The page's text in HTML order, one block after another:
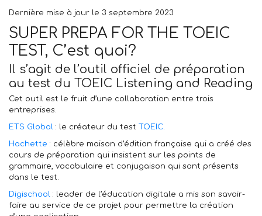
Dernière mise à jour le 3 septembre 2023
SUPER PREPA FOR THE TOEIC
TEST, C’est quoi?
Il s’agit de l’outil officiel de préparation
au test du TOEIC Listening and Reading
Cet outil est le fruit d’une collaboration entre trois
entreprises.
ETS Global : le créateur du test TOEIC.
Hachette : célèbre maison d’édition française qui a créé des
cours de préparation qui insistent sur les points de
grammaire, vocabulaire et conjugaison qui sont présents
dans le test.
Digischool : leader de l’éducation digitale a mis son savoir-
faire au service de ce projet pour permettre la création